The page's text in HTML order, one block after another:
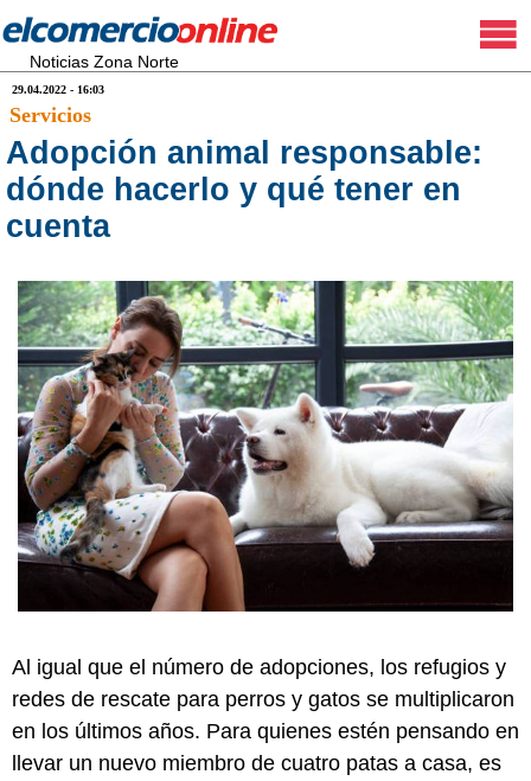
Noticias Zona Norte
29.04.2022 - 16:03
Servicios
Adopción animal responsable:
dónde hacerlo y qué tener en
cuenta
Al igual que el número de adopciones, los refugios y
redes de rescate para perros y gatos se multiplicaron
en los últimos años. Para quienes estén pensando en
llevar un nuevo miembro de cuatro patas a casa, es